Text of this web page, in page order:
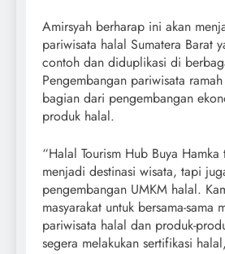
Amirsyah berharap ini akan
pariwisata halal Sumatera Barat
contoh dan diduplikasi di
Pengembangan pariwisata
bagian dari pengembangan
produk halal.
“Halal Tourism Hub Buya Hamka
menjadi destinasi wisata, tapi
pengembangan UMKM halal.
masyarakat untuk bersama-sama
pariwisata halal dan produk-
segera melakukan sertifikasi